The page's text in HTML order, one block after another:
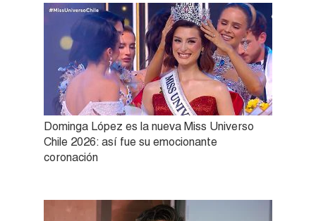
Dominga López es la nueva Miss Universo
Chile 2026: así fue su emocionante
coronación